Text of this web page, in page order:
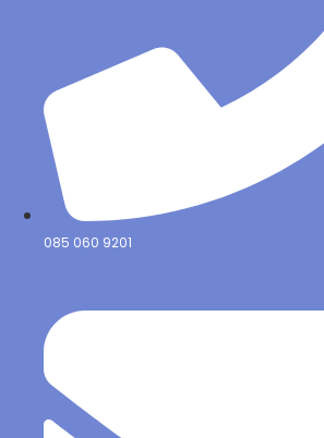
085 060 9201